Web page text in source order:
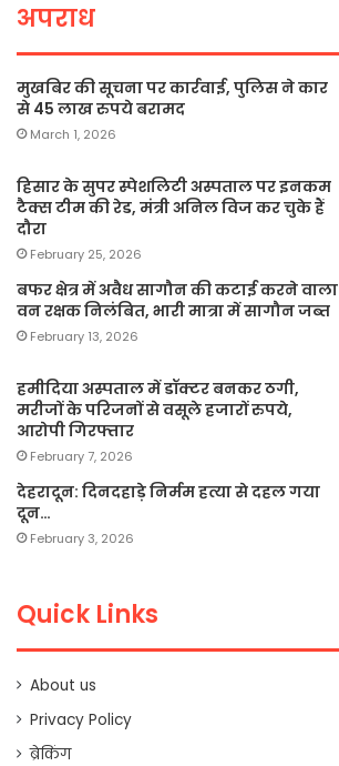
अपराध
मुखबिर की सूचना पर कार्रवाई, पुलिस ने कार
से 45 लाख रुपये बरामद
March 1, 2026
हिसार के सुपर स्पेशलिटी अस्पताल पर इनकम
टैक्स टीम की रेड, मंत्री अनिल विज कर चुके हैं
दौरा
February 25, 2026
बफर क्षेत्र में अवैध सागौन की कटाई करने वाला
वन रक्षक निलंबित, भारी मात्रा में सागौन जब्त
February 13, 2026
हमीदिया अस्पताल में डॉक्टर बनकर ठगी,
मरीजों के परिजनों से वसूले हजारों रुपये,
आरोपी गिरफ्तार
February 7, 2026
देहरादून: दिनदहाड़े निर्मम हत्या से दहल गया
दून…
February 3, 2026
Quick Links
About us
Privacy Policy
ब्रेकिंग